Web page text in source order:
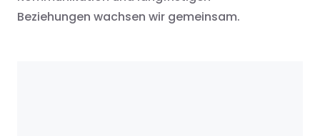
Beziehungen wachsen wir gemeinsam.